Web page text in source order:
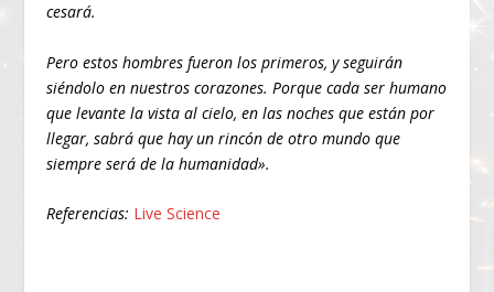
cesará.
Pero estos hombres fueron los primeros, y seguirán
siéndolo en nuestros corazones. Porque cada ser humano
que levante la vista al cielo, en las noches que están por
llegar, sabrá que hay un rincón de otro mundo que
siempre será de la humanidad».
Referencias: Live Science